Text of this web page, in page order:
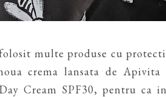
multe produse cu
crema lansata de
Cream SPF30, pentru ca